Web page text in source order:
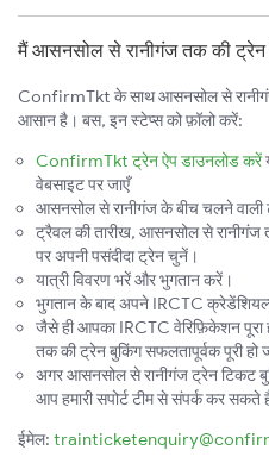
मैं आसनसोल से रानीगंज तक की
ConfirmTkt के साथ आसनसोल से
आसान है। बस, इन स्टेप्स को फ़ॉलो करें:
ConfirmTkt ट्रेन ऐप डाउनलोड करें
वेबसाइट पर जाएँ
आसनसोल से रानीगंज के बीच चलने वाली
ट्रैवल की तारीख, आसनसोल से
पर अपनी पसंदीदा ट्रेन चुनें।
यात्री विवरण भरें और भुगतान करें।
भुगतान के बाद अपने IRCTC
जैसे ही आपका IRCTC वेरिफ़िकेशन पूरा
तक की ट्रेन बुकिंग सफलतापूर्वक पूरी हो
अगर आसनसोल से रानीगंज ट्रेन टिकट
आप हमारी सपोर्ट टीम से संपर्क कर सकते
ईमेल: